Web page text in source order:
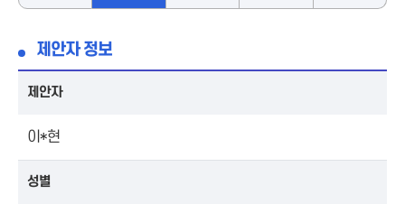
제안자 정보
제안자
이*현
성별